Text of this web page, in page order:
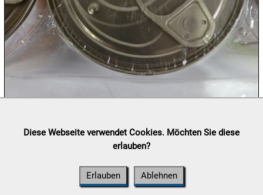
11.08:
11.08:
Lieferung:Abholung, Versand durchpost.at
(⛟ Versandkostenübersicht)
Diese Webseite verwendet Cookies. Möchten Sie diese
erlauben?
Erlauben Ablehnen